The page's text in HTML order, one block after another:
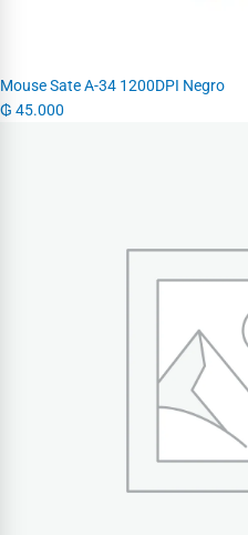
Mouse Sate A-34 1200DPI Negro
₲ 45.000